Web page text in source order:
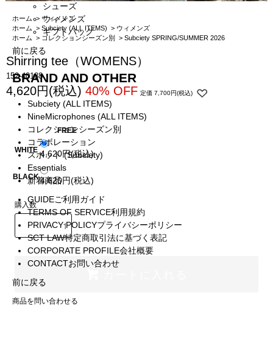
シューズ
ウィメンズ
ギフトバッグ
前に戻る
BRAND AND OTHER
Subciety (ALL ITEMS)
NineMicrophones (ALL ITEMS)
コレクションシーズン別
コラボレーション
スポット (Subciety)
Essentials
新着商品
GUIDEご利用ガイド
TERMS OF SERVICE利用規約
PRIVACY POLICYプライバシーポリシー
SCT LAW特定商取引法に基づく表記
CORPORATE PROFILE会社概要
CONTACTお問い合わせ
前に戻る
ホーム > ウィメンズ
ホーム > Subciety (ALL ITEMS) > ウィメンズ
ホーム > コレクションシーズン別 > Subciety SPRING/SUMMER 2026
Shirring tee（WOMENS）
152-40188
4,620円(税込) 40% OFF 定価 7,700円(税込)
FREE
WHITE 4,620円(税込)
BLACK4,620円(税込)
購入数
商品を問い合わせる